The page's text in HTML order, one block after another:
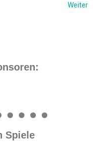
Weiter
0 1 2
Spiele